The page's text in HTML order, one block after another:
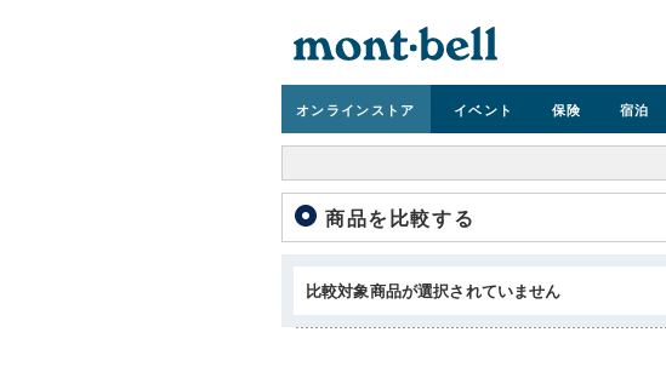
オンラインストア イベント 保険 宿泊
商品を比較する
比較対象商品が選択されていません